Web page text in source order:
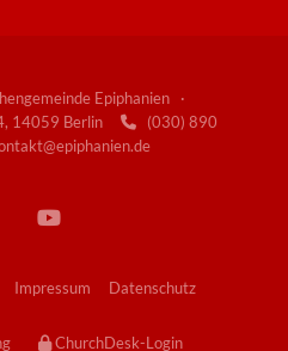
Epiphanien ·
14059 Berlin
(030) 890
Impressum Datenschutz
ChurchDesk-Login